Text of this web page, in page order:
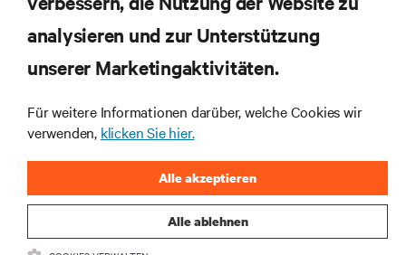
Themen der Branche, mit aktuellen Diskussionen
und Einblicken von Experten in das
Rechenzentrums- und Infrastrukturmanagement.
JETZT ANMELDEN
analysieren und zur Unterstützung
unserer Marketingaktivitäten.
Für weitere Informationen darüber, welche Cookies wir
verwenden, klicken Sie hier.
Alle ablehnen
Alle akzeptieren